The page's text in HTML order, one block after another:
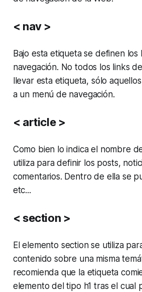
< nav >
Bajo esta etiqueta se definen los
navegación. No todos los links
llevar esta etiqueta, sólo
a un menú de navegación.
< article >
Como bien lo indica el nombre
utiliza para definir los posts,
comentarios. Dentro de ella se
etc...
< section >
El elemento sectionse utiliza
contenido sobre una misma
recomienda que la etiqueta
elemento del tipo h1 tras el cual